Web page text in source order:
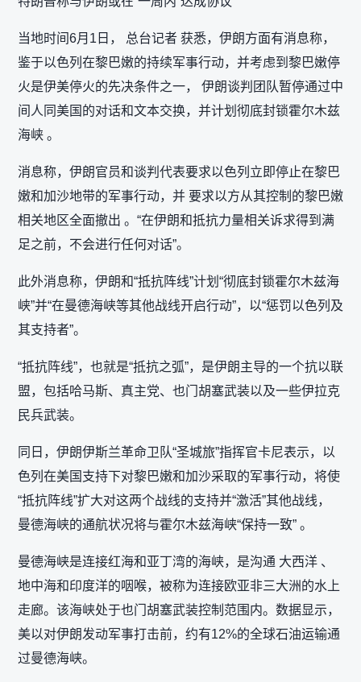
当地时间6月1日， 总台记者 获悉，伊朗方面有消息称，
鉴于以色列在黎巴嫩的持续军事行动，并考虑到黎巴嫩停
火是伊美停火的先决条件之一， 伊朗谈判团队暂停通过中
间人同美国的对话和文本交换，并计划彻底封锁霍尔木兹
海峡 。
消息称，伊朗官员和谈判代表要求以色列立即停止在黎巴
嫩和加沙地带的军事行动，并 要求以方从其控制的黎巴嫩
相关地区全面撤出 。“在伊朗和抵抗力量相关诉求得到满
足之前，不会进行任何对话”。
此外消息称，伊朗和“抵抗阵线”计划“彻底封锁霍尔木兹海
峡”并“在曼德海峡等其他战线开启行动”，以“惩罚以色列及
其支持者”。
“抵抗阵线”，也就是“抵抗之弧”，是伊朗主导的一个抗以联
盟，包括哈马斯、真主党、也门胡塞武装以及一些伊拉克
民兵武装。
同日，伊朗伊斯兰革命卫队“圣城旅”指挥官卡尼表示，以
色列在美国支持下对黎巴嫩和加沙采取的军事行动，将使
“抵抗阵线”扩大对这两个战线的支持并“激活”其他战线，
曼德海峡的通航状况将与霍尔木兹海峡“保持一致” 。
曼德海峡是连接红海和亚丁湾的海峡，是沟通 大西洋 、
地中海和印度洋的咽喉，被称为连接欧亚非三大洲的水上
走廊。该海峡处于也门胡塞武装控制范围内。数据显示，
美以对伊朗发动军事打击前，约有12%的全球石油运输通
过曼德海峡。